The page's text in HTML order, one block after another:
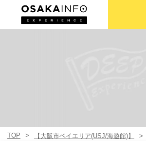
TOP 【大阪市ベイエリア(USJ/海遊館)】